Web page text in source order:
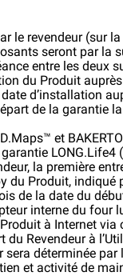
le revendeur (sur
seront par la
entre les deux
du Produit
d’installation
de la garantie
et
LONG.Life4
la première
du Produit, indiqué
de la date du
interne du four
à Internet via
Revendeur à
déterminée par
et activité de